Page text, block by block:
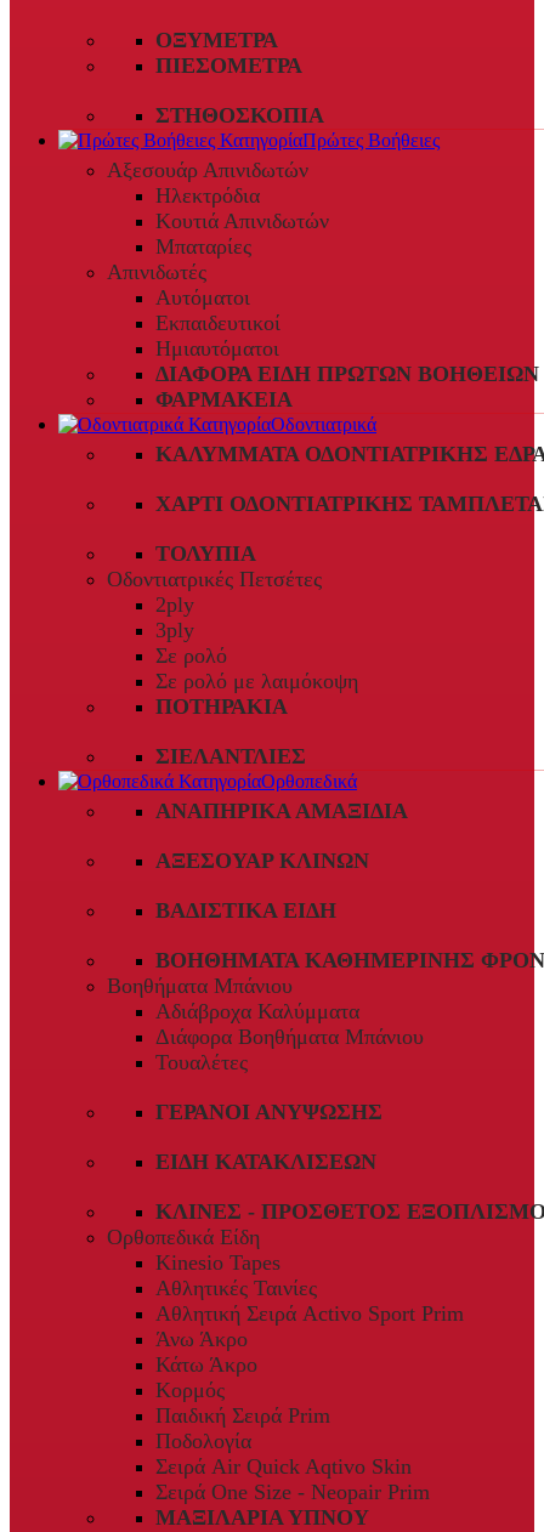
ΟΞΎΜΕΤΡΑ
ΠΙΕΣΌΜΕΤΡΑ
ΣΤΗΘΟΣΚΌΠΙΑ
Πρώτες Βοήθειες
Αξεσουάρ Απινιδωτών
Ηλεκτρόδια
Κουτιά Απινιδωτών
Μπαταρίες
Απινιδωτές
Αυτόματοι
Εκπαιδευτικοί
Ημιαυτόματοι
ΔΙΆΦΟΡΑ ΕΊΔΗ ΠΡΏΤΩΝ ΒΟΗΘΕΙΏΝ
ΦΑΡΜΑΚΕΊΑ
Οδοντιατρικά
ΚΑΛΎΜΜΑΤΑ ΟΔΟΝΤΙΑΤΡΙΚΉΣ
ΧΑΡΤΊ ΟΔΟΝΤΙΑΤΡΙΚΉΣ
ΤΟΛΎΠΙΑ
Οδοντιατρικές Πετσέτες
2ply
3ply
Σε ρολό
Σε ρολό με λαιμόκοψη
ΠΟΤΗΡΆΚΙΑ
ΣΙΕΛΑΝΤΛΊΕΣ
Ορθοπεδικά
ΑΝΑΠΗΡΙΚΆ ΑΜΑΞΊΔΙΑ
ΑΞΕΣΟΥΆΡ ΚΛΙΝΏΝ
ΒΑΔΙΣΤΙΚΆ ΕΊΔΗ
ΒΟΗΘΉΜΑΤΑ ΚΑΘΗΜΕΡΙΝΉΣ
Βοηθήματα Μπάνιου
Αδιάβροχα Καλύμματα
Διάφορα Βοηθήματα Μπάνιου
Τουαλέτες
ΓΕΡΑΝΟΊ ΑΝΎΨΩΣΗΣ
ΕΊΔΗ ΚΑΤΑΚΛΊΣΕΩΝ
ΚΛΊΝΕΣ - ΠΡΌΣΘΕΤΟΣ
Ορθοπεδικά Είδη
Kinesio Tapes
Αθλητικές Ταινίες
Αθλητική Σειρά Activo Sport Prim
Άνω Άκρο
Κάτω Άκρο
Κορμός
Παιδική Σειρά Prim
Ποδολογία
Σειρά Air Quick Aqtivo Skin
Σειρά One Size - Neopair Prim
ΜΑΞΙΛΆΡΙΑ ΎΠΝΟΥ